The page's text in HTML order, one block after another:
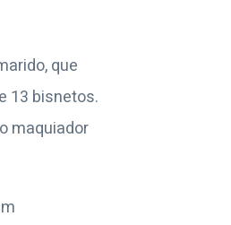
que
13 bisnetos.
maquiador